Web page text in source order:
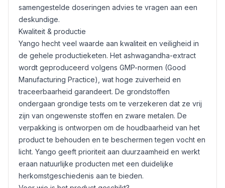
samengestelde doseringen advies te vragen aan een
deskundige.
Kwaliteit & productie
Yango hecht veel waarde aan kwaliteit en veiligheid in
de gehele productieketen. Het ashwagandha-extract
wordt geproduceerd volgens GMP-normen (Good
Manufacturing Practice), wat hoge zuiverheid en
traceerbaarheid garandeert. De grondstoffen
ondergaan grondige tests om te verzekeren dat ze vrij
zijn van ongewenste stoffen en zware metalen. De
verpakking is ontworpen om de houdbaarheid van het
product te behouden en te beschermen tegen vocht en
licht. Yango geeft prioriteit aan duurzaamheid en werkt
eraan natuurlijke producten met een duidelijke
herkomstgeschiedenis aan te bieden.